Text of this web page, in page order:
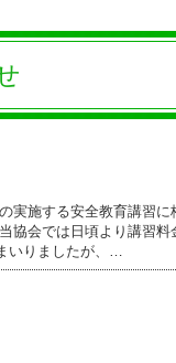
実施する安全教育講習に
協会では日頃より講習料
いりましたが、…